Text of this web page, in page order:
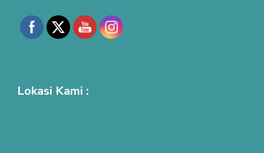
Lokasi Kami :